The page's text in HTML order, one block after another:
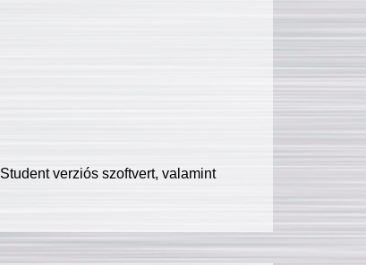
verziós szoftvert, valamint